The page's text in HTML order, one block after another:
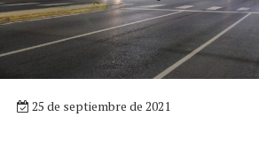
25 de septiembre de 2021